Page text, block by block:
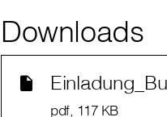
Downloads
pdf, 117 KB